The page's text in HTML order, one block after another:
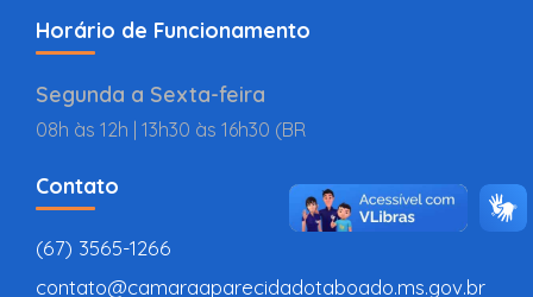
Horário de Funcionamento
Segunda a Sexta-feira
08h às 12h | 13h30 às 16h30 (BR
Contato
(67) 3565-1266
contato@camaraaparecidadotaboado.ms.gov.br